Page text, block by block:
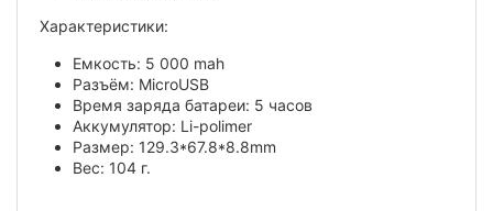
Характеристики:
Емкость: 5 000 mah
Разъём: MicroUSB
Время заряда батареи: 5 часов
Аккумулятор: Li-polimer​
Размер: 129.3*67.8*8.8mm
Вес: 104 г.